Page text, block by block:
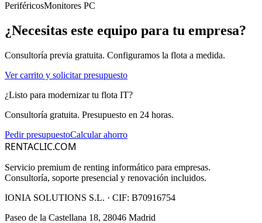
PeriféricosMonitores PC
¿Necesitas este equipo para tu empresa?
Consultoría previa gratuita. Configuramos la flota a medida.
Ver carrito y solicitar presupuesto
¿Listo para modernizar tu flota IT?
Consultoría gratuita. Presupuesto en 24 horas.
Pedir presupuestoCalcular ahorro
RENTACLIC.COM
Servicio premium de renting informático para empresas.
Consultoría, soporte presencial y renovación incluidos.
IONIA SOLUTIONS S.L. · CIF: B70916754
Paseo de la Castellana 18, 28046 Madrid